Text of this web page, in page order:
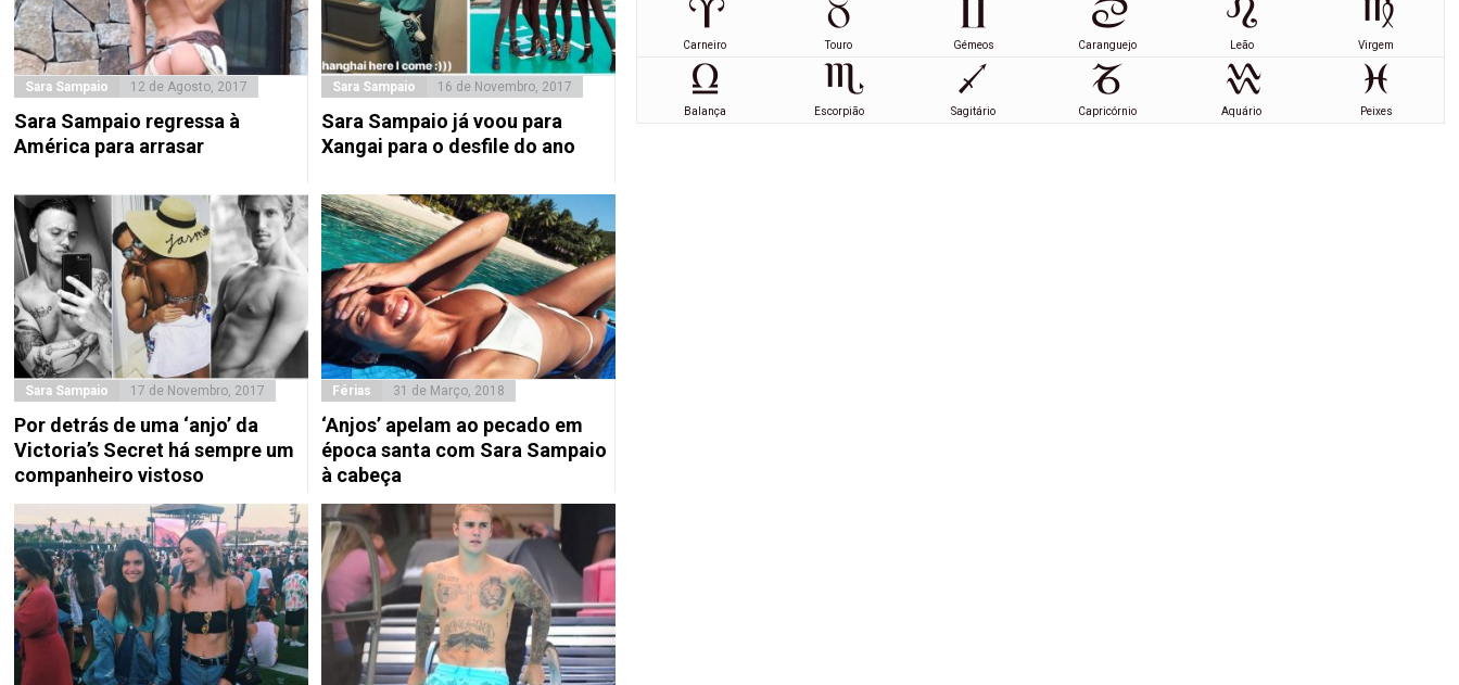
Sara Sampaio 12 de Agosto, 2017
Sara Sampaio regressa à
América para arrasar
Sara Sampaio 16 de Novembro, 2017
Sara Sampaio já voou para
Xangai para o desfile do ano
Sara Sampaio 17 de Novembro, 2017
Por detrás de uma ‘anjo’ da
Victoria’s Secret há sempre um
companheiro vistoso
Férias 31 de Março, 2018
‘Anjos’ apelam ao pecado em
época santa com Sara Sampaio
à cabeça
Carneiro Touro Gémeos Caranguejo Leão Virgem
Balança Escorpião Sagitário Capricórnio Aquário Peixes